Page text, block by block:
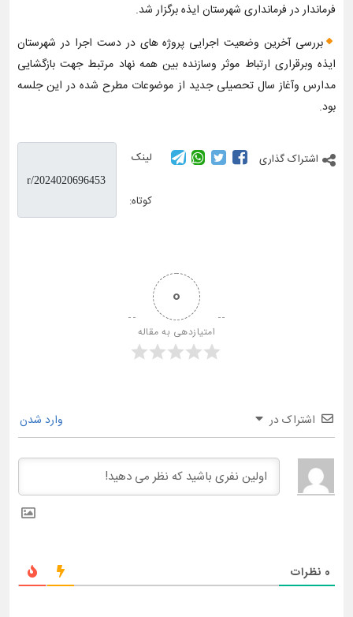
فرماندار در فرمانداری شهرستان ایذه برگزار شد.
بررسی آخرین وضعیت اجرایی پروژه های در دست اجرا در شهرستان
ایذه وبرقراری ارتباط موثر وسازنده بین همه نهاد مرتبط جهت بازگشایی
مدارس وآغاز سال تحصیلی جدید از موضوعات مطرح شده در این جلسه
بود.
اشتراک گذاری لینک
کوتاه:
0
امتیازدهی به مقاله
اشتراک در وارد شدن
0 نظرات